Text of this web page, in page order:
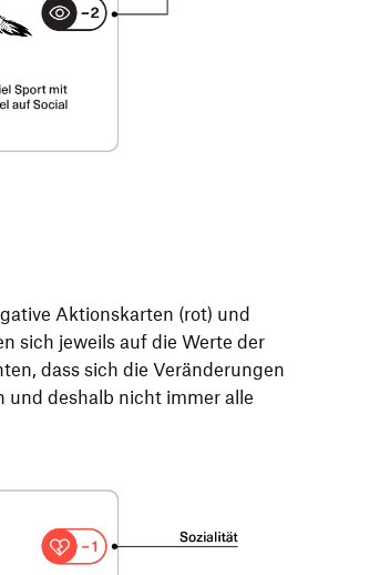
Aktionskarten (rot) und
sich jeweils auf die Werte der
dass sich die Veränderungen
und deshalb nicht immer alle